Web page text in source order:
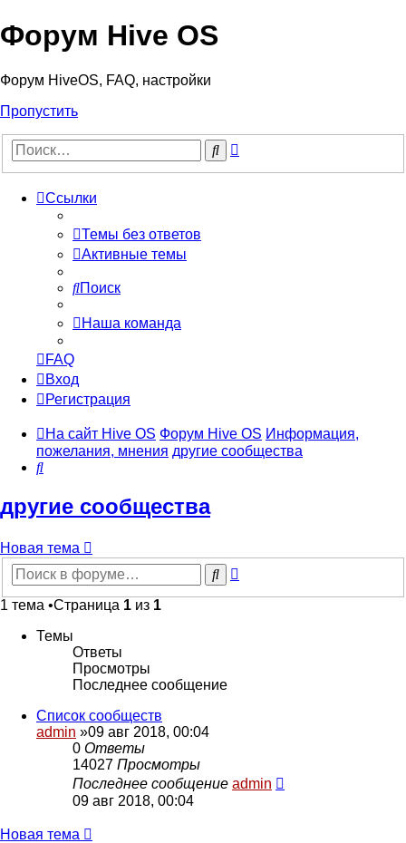
Форум Hive OS
Форум HiveOS, FAQ, настройки
Пропустить
Поиск
Ссылки
Темы без ответов
Активные темы
Поиск
Наша команда
FAQ
Вход
Регистрация
На сайт Hive OS Форум Hive OS Информация,
пожелания, мнения другие сообщества
Поиск
другие сообщества
Новая тема
Поиск
1 тема •Страница 1 из 1
Темы
Ответы
Просмотры
Последнее сообщение
Список сообществ
admin »09 авг 2018, 00:04
0 Ответы
14027 Просмотры
Последнее сообщение admin
09 авг 2018, 00:04
Новая тема